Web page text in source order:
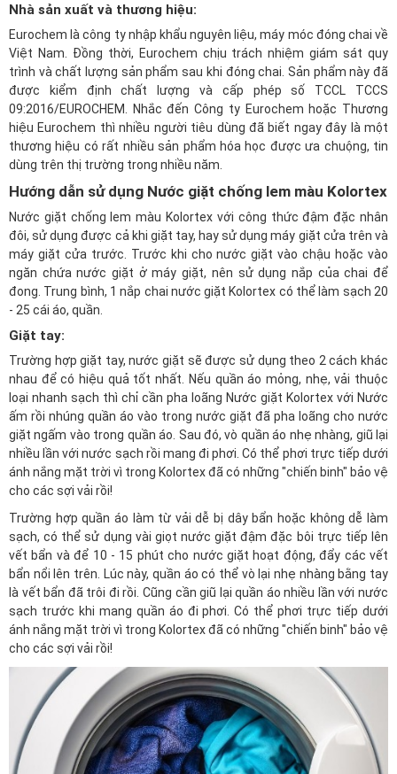
Nhà sản xuất và thương hiệu:
Eurochem là công ty nhập khẩu nguyên liệu, máy móc đóng chai về
Việt Nam. Đồng thời, Eurochem chịu trách nhiệm giám sát quy
trình và chất lượng sản phẩm sau khi đóng chai. Sản phẩm này đã
được kiểm định chất lượng và cấp phép số TCCL TCCS
09:2016/EUROCHEM. Nhắc đến Công ty Eurochem hoặc Thương
hiệu Eurochem thì nhiều người tiêu dùng đã biết ngay đây là một
thương hiệu có rất nhiều sản phẩm hóa học được ưa chuộng, tin
dùng trên thị trường trong nhiều năm.
Hướng dẫn sử dụng Nước giặt chống lem màu Kolortex
Nước giặt chống lem màu Kolortex với công thức đậm đặc nhân
đôi, sử dụng được cả khi giặt tay, hay sử dụng máy giặt cửa trên và
máy giặt cửa trước. Trước khi cho nước giặt vào chậu hoặc vào
ngăn chứa nước giặt ở máy giặt, nên sử dụng nắp của chai để
đong. Trung bình, 1 nắp chai nước giặt Kolortex có thể làm sạch 20
- 25 cái áo, quần.
Giặt tay:
Trường hợp giặt tay, nước giặt sẽ được sử dụng theo 2 cách khác
nhau để có hiệu quả tốt nhất. Nếu quần áo mỏng, nhẹ, vải thuộc
loại nhanh sạch thì chỉ cần pha loãng Nước giặt Kolortex với Nước
ấm rồi nhúng quần áo vào trong nước giặt đã pha loãng cho nước
giặt ngấm vào trong quần áo. Sau đó, vò quần áo nhẹ nhàng, giũ lại
nhiều lần với nước sạch rồi mang đi phơi. Có thể phơi trực tiếp dưới
ánh nắng mặt trời vì trong Kolortex đã có những "chiến binh" bảo vệ
cho các sợi vải rồi!
Trường hợp quần áo làm từ vải dễ bị dây bẩn hoặc không dễ làm
sạch, có thể sử dụng vài giọt nước giặt đậm đặc bôi trực tiếp lên
vết bẩn và để 10 - 15 phút cho nước giặt hoạt động, đẩy các vết
bẩn nổi lên trên. Lúc này, quần áo có thể vò lại nhẹ nhàng bằng tay
là vết bẩn đã trôi đi rồi. Cũng cần giũ lại quần áo nhiều lần với nước
sạch trước khi mang quần áo đi phơi. Có thể phơi trực tiếp dưới
ánh nắng mặt trời vì trong Kolortex đã có những "chiến binh" bảo vệ
cho các sợi vải rồi!